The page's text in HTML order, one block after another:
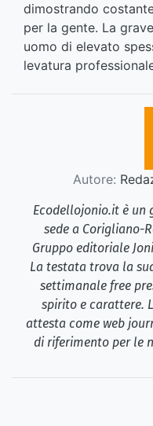
dimostrando
per la gente. La
uomo di elevato
levatura
Autore:
Ecodellojonio.it è un
sede a Corigliano-
Gruppo editoriale
La testata trova la
settimanale free
spirito e carattere.
attesta come web
di riferimento per le